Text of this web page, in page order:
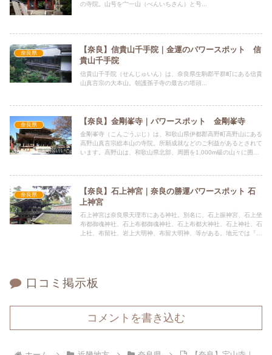
の寺院。山号を宀一山（べんいちさん）と号...
奈良県
【奈良】信貴山千手院｜金運のパワースポット 信
貴山千手院
信貴山千手院（せんじゅいん）は、奈良県生駒郡平群町にある信貴
山真言宗の大本山。朝護孫子寺の最古の塔頭...
奈良県 【奈良】金剛峯寺｜パワースポット 金剛峯寺
金剛峯寺（こんごうぶじ）は、和歌山県伊都郡高野町高野山にある
高野山真言宗総本山の寺院。所願成就などのご利益があるとされて
います。高野山は、和歌山県北部、周囲を1,000m級の山々に囲ま
奈良県
【奈良】石上神宮｜奈良の勝運パワースポット 石
上神宮
石上神宮は奈良県天理市にある神社。別名に、石上振神宮、石上坐
布都御魂神社、石上布都御魂神社、石上布都大神社、石上神社、石
上社、布留社、岩上大明神、布留大明神、等がある。地元では『い
口コミ掲示板
コメントを書き込む